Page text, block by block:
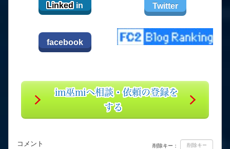
Linked in Twitter
facebook
im巫miへ相談・依頼の登録を
する
コメント 削除キー：